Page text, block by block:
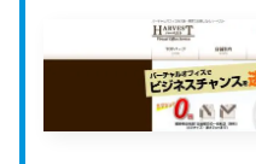
料金プラン
・
・
スクロ